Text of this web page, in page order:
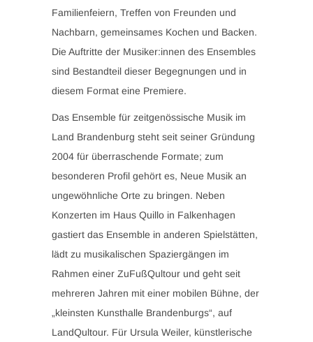
Familienfeiern, Treffen von Freunden und
Nachbarn, gemeinsames Kochen und Backen.
Die Auftritte der Musiker:innen des Ensembles
sind Bestandteil dieser Begegnungen und in
diesem Format eine Premiere.
Das Ensemble für zeitgenössische Musik im
Land Brandenburg steht seit seiner Gründung
2004 für überraschende Formate; zum
besonderen Profil gehört es, Neue Musik an
ungewöhnliche Orte zu bringen. Neben
Konzerten im Haus Quillo in Falkenhagen
gastiert das Ensemble in anderen Spielstätten,
lädt zu musikalischen Spaziergängen im
Rahmen einer ZuFußQultour und geht seit
mehreren Jahren mit einer mobilen Bühne, der
„kleinsten Kunsthalle Brandenburgs“, auf
LandQultour. Für Ursula Weiler, künstlerische